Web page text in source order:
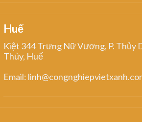
Huế
Kiệt 344 Trưng Nữ Vương, P. Thủy
Thủy, Huế
Email: